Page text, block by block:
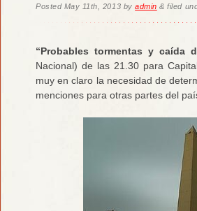
Posted May 11th, 2013 byadmin & filed
“Probables tormentas y caída
Nacional) de las 21.30 para
muy en claro la necesidad de
menciones para otras partes del